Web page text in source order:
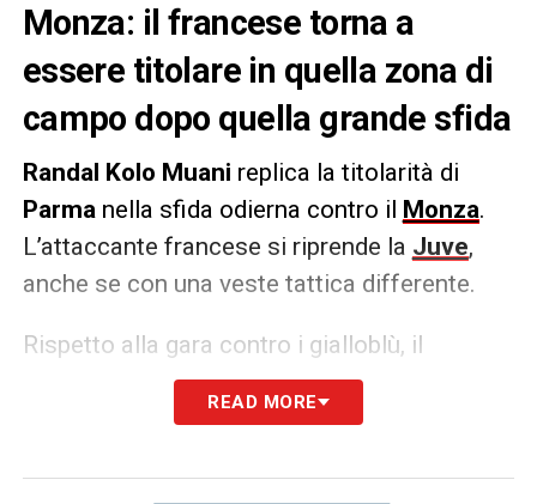
Monza: il francese torna a
essere titolare in quella zona di
campo dopo quella grande sfida
Randal Kolo Muani replica la titolarità di
Parmanella sfida odierna contro il Monza.
L’attaccante francese si riprende la Juve,
anche se con una veste tattica differente.
Rispetto alla gara contro i gialloblù, il
centravanti transalpino tornerà a occupare il
terminale offensivo. L’assenza di
READ MORE